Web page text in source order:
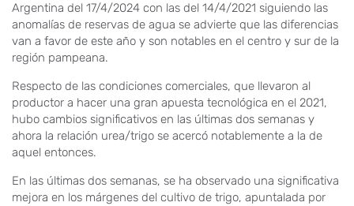
Argentina del 17/4/2024 con las del 14/4/2021 siguiendo las
anomalías de reservas de agua se advierte que las diferencias
van a favor de este año y son notables en el centro y sur de la
región pampeana.
Respecto de las condiciones comerciales, que llevaron al
productor a hacer una gran apuesta tecnológica en el 2021,
hubo cambios significativos en las últimas dos semanas y
ahora la relación urea/trigo se acercó notablemente a la de
aquel entonces.
En las últimas dos semanas, se ha observado una significativa
mejora en los márgenes del cultivo de trigo, apuntalada por